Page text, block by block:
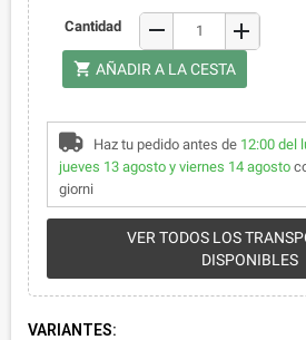
Cantidad remove add
shopping_cart AÑADIR A LA CESTA
Haz tu pedido antes de 12:00 del
jueves 13 agosto y viernes 14 agosto
giorni
VER TODOS LOS
DISPONIBLES
VARIANTES: